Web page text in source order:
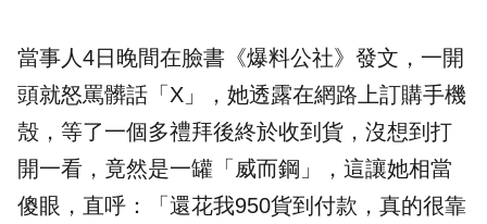
當事人4日晚間在臉書《爆料公社》發文，一開
頭就怒罵髒話「X」，她透露在網路上訂購手機
殼，等了一個多禮拜後終於收到貨，沒想到打
開一看，竟然是一罐「威而鋼」，這讓她相當
傻眼，直呼：「還花我950貨到付款，真的很靠